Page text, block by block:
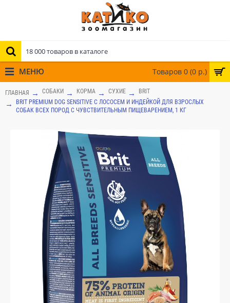
Товаров 0 (0 р.)
МЕНЮ
ГЛАВНАЯ СОБАКИ КОРМА СУХИЕ
BRIT
BRIT PREMIUM DOG SENSITIVE С ЛОСОСЕМ И ИНДЕЙКОЙ ДЛЯ ВЗРОСЛЫХ
СОБАК ВСЕХ ПОРОД С ЧУВСТВИТЕЛЬНЫМ ПИЩЕВАРЕНИЕМ, 1 КГ